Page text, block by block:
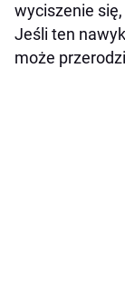
wyciszenie
Jeśli ten
może